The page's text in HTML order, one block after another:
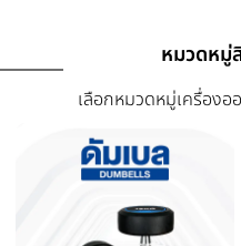
การรีวิวสินค้า